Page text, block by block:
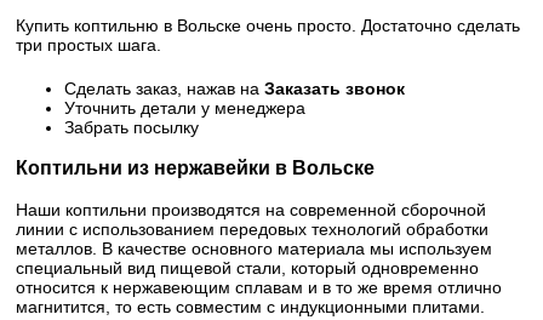
Купить коптильню в Вольске очень просто. Достаточно сделать
три простых шага.
Сделать заказ, нажав наЗаказать звонок
Уточнить детали у менеджера
Забрать посылку
Коптильни из нержавейки в Вольске
Наши коптильни производятся на современной сборочной
линии с использованием передовых технологий обработки
металлов. В качестве основного материала мы используем
специальный вид пищевой стали, который одновременно
относится к нержавеющим сплавам и в то же время отлично
магнитится, то есть совместим с индукционными плитами.